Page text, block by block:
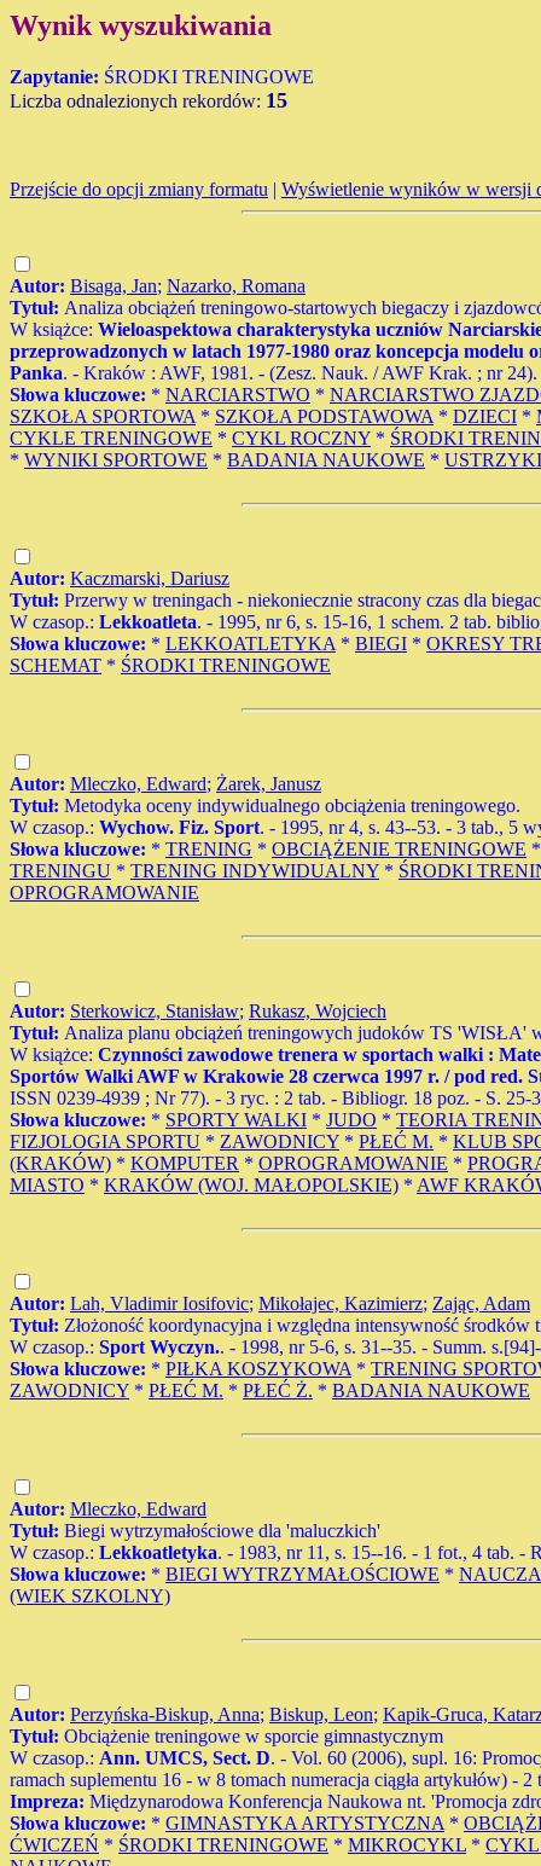
Wynik wyszukiwania
Zapytanie: ŚRODKI TRENINGOWE
Liczba odnalezionych rekordów: 15
Przejście do opcji zmiany formatu | Wyświetlenie wyników w wersji
Autor: Bisaga, Jan; Nazarko, Romana
Tytuł: Analiza obciążeń treningowo-startowych biegaczy i
W książce: Wieloaspektowa charakterystyka uczniów
przeprowadzonych w latach 1977-1980 oraz koncepcja modelu
Panka. - Kraków : AWF, 1981. - (Zesz. Nauk. / AWF Krak. ; nr
Słowa kluczowe: * NARCIARSTWO * NARCIARSTWO
SZKOŁA SPORTOWA * SZKOŁA PODSTAWOWA * DZIECI *
CYKLE TRENINGOWE * CYKL ROCZNY * ŚRODKI
* WYNIKI SPORTOWE * BADANIA NAUKOWE *
Autor: Kaczmarski, Dariusz
Tytuł: Przerwy w treningach - niekoniecznie stracony czas dla
W czasop.: Lekkoatleta. - 1995, nr 6, s. 15-16, 1 schem. 2 tab.
Słowa kluczowe: * LEKKOATLETYKA * BIEGI * OKRESY
SCHEMAT * ŚRODKI TRENINGOWE
Autor: Mleczko, Edward; Żarek, Janusz
Tytuł: Metodyka oceny indywidualnego obciążenia treningowego.
W czasop.: Wychow. Fiz. Sport. - 1995, nr 4, s. 43--53. - 3 tab., 5
Słowa kluczowe: * TRENING * OBCIĄŻENIE TRENINGOWE
TRENINGU * TRENING INDYWIDUALNY * ŚRODKI
OPROGRAMOWANIE
Autor: Sterkowicz, Stanisław; Rukasz, Wojciech
Tytuł: Analiza planu obciążeń treningowych judoków TS 'WISŁA'
W książce: Czynności zawodowe trenera w sportach walki :
Sportów Walki AWF w Krakowie 28 czerwca 1997 r. / pod red.
ISSN 0239-4939 ; Nr 77). - 3 ryc. : 2 tab. - Bibliogr. 18 poz. - S. 25-
Słowa kluczowe: * SPORTY WALKI * JUDO * TEORIA
FIZJOLOGIA SPORTU * ZAWODNICY * PŁEĆ M. * KLUB
(KRAKÓW) * KOMPUTER * OPROGRAMOWANIE *
MIASTO * KRAKÓW (WOJ. MAŁOPOLSKIE) * AWF
Autor: Lah, Vladimir Iosifovic; Mikołajec, Kazimierz; Zając, Adam
Tytuł: Złożoność koordynacyjna i względna intensywność
W czasop.: Sport Wyczyn.. - 1998, nr 5-6, s. 31--35. - Summ.
Słowa kluczowe: * PIŁKA KOSZYKOWA * TRENING
ZAWODNICY * PŁEĆ M. * PŁEĆ Ż. * BADANIA NAUKOWE
Autor: Mleczko, Edward
Tytuł: Biegi wytrzymałościowe dla 'maluczkich'
W czasop.: Lekkoatletyka. - 1983, nr 11, s. 15--16. - 1 fot., 4 tab. -
Słowa kluczowe: * BIEGI WYTRZYMAŁOŚCIOWE *
(WIEK SZKOLNY)
Autor: Perzyńska-Biskup, Anna; Biskup, Leon; Kapik-Gruca,
Tytuł: Obciążenie treningowe w sporcie gimnastycznym
W czasop.: Ann. UMCS, Sect. D. - Vol. 60 (2006), supl. 16:
ramach suplementu 16 - w 8 tomach numeracja ciągła artykułów) -
Impreza: Międzynarodowa Konferencja Naukowa nt. 'Promocja
Słowa kluczowe: * GIMNASTYKA ARTYSTYCZNA *
ĆWICZEŃ * ŚRODKI TRENINGOWE * MIKROCYKL * CYKL